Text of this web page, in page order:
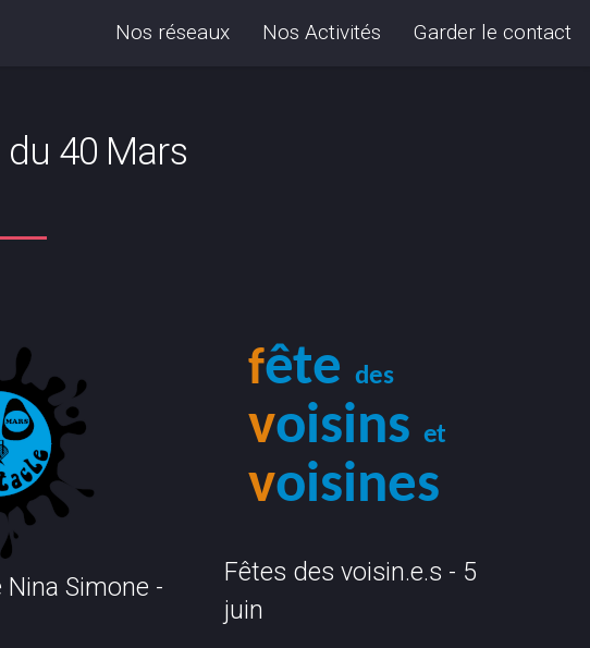
Nos réseaux Nos Activités Garder le contact
du 40 Mars
Simone -
Fêtes des voisin.e.s - 5
juin